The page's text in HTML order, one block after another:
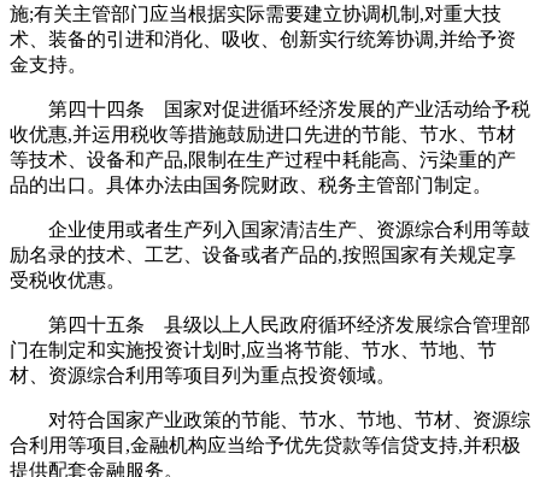
施;有关主管部门应当根据实际需要建立协调机制,对重大技
术、装备的引进和消化、吸收、创新实行统筹协调,并给予资
金支持。
第四十四条 国家对促进循环经济发展的产业活动给予税
收优惠,并运用税收等措施鼓励进口先进的节能、节水、节材
等技术、设备和产品,限制在生产过程中耗能高、污染重的产
品的出口。具体办法由国务院财政、税务主管部门制定。
企业使用或者生产列入国家清洁生产、资源综合利用等鼓
励名录的技术、工艺、设备或者产品的,按照国家有关规定享
受税收优惠。
第四十五条 县级以上人民政府循环经济发展综合管理部
门在制定和实施投资计划时,应当将节能、节水、节地、节
材、资源综合利用等项目列为重点投资领域。
对符合国家产业政策的节能、节水、节地、节材、资源综
合利用等项目,金融机构应当给予优先贷款等信贷支持,并积极
提供配套金融服务。